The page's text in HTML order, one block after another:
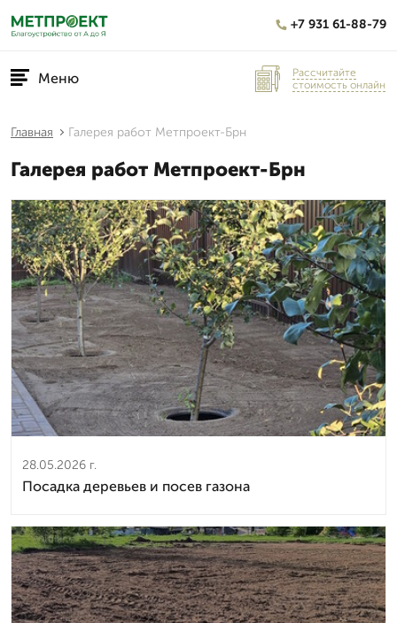
+7 931 61-88-79
Меню
Рассчитайте
стоимость онлайн
Главная Галерея работ Метпроект-Брн
Галерея работ Метпроект-Брн
28.05.2026 г.
Посадка деревьев и посев газона